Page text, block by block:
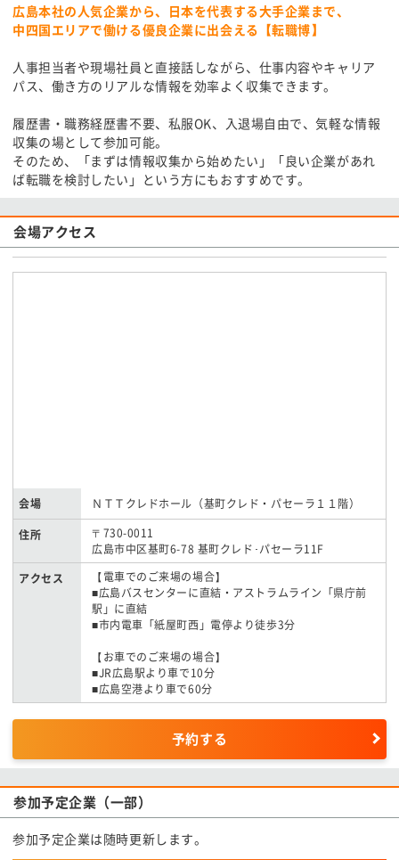
広島本社の人気企業から、日本を代表する大手企業まで、
中四国エリアで働ける優良企業に出会える【転職博】
人事担当者や現場社員と直接話しながら、仕事内容やキャリア
パス、働き方のリアルな情報を効率よく収集できます。
履歴書・職務経歴書不要、私服OK、入退場自由で、気軽な情報
収集の場として参加可能。
そのため、「まずは情報収集から始めたい」「良い企業があれ
ば転職を検討したい」という方にもおすすめです。
会場アクセス
会場
ＮＴＴクレドホール（基町クレド・パセーラ１１階）
住所
〒730-0011
広島市中区基町6-78 基町クレド･パセーラ11F
アクセス
【電車でのご来場の場合】
■広島バスセンターに直結・アストラムライン「県庁前
駅」に直結
■市内電車「紙屋町西」電停より徒歩3分
【お車でのご来場の場合】
■JR広島駅より車で10分
■広島空港より車で60分
予約する
参加予定企業（一部）
参加予定企業は随時更新します。